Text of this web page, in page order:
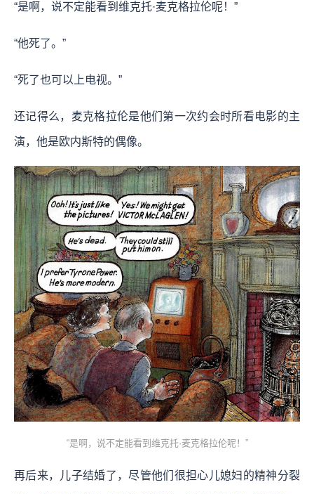
“是啊，说不定能看到维克托·麦克格拉伦呢！”
“他死了。”
“死了也可以上电视。”
还记得么，麦克格拉伦是他们第一次约会时所看电影的主
演，他是欧内斯特的偶像。
“是啊，说不定能看到维克托·麦克格拉伦呢！”
再后来，儿子结婚了，尽管他们很担心儿媳妇的精神分裂